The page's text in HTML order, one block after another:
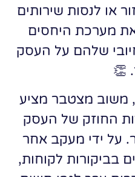
או לנסות שירותים
מערכת היחסים
שלהם על העסק
👏
משוב מצטבר מציע
החוזק של העסק
על ידי מעקב אחר
בביקורות לקוחות,